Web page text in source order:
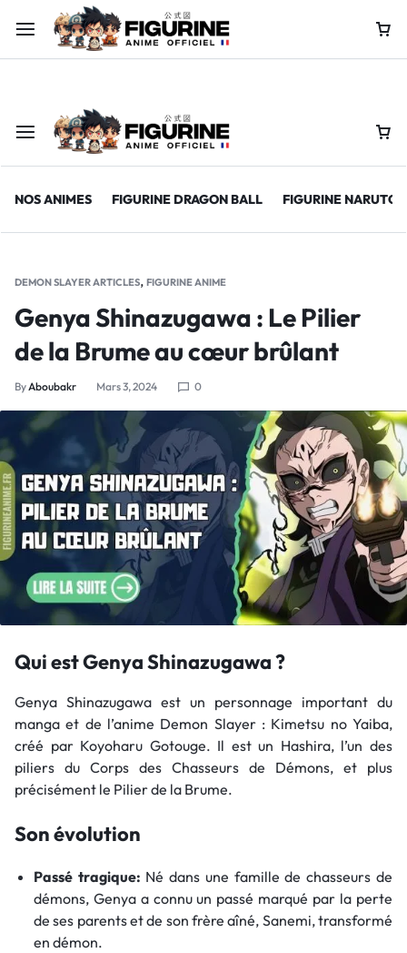
Offre limitée : jusqu’à -60% sur nos figurines collector !
NOS ANIMES FIGURINE DRAGON BALL FIGURINE NARUTO
DEMON SLAYER ARTICLES, FIGURINE ANIME
Genya Shinazugawa : Le Pilier
de la Brume au cœur brûlant
ByAboubakr Mars 3, 2024 0
Qui est Genya Shinazugawa ?
Genya Shinazugawa est un personnage important du
manga et de l’anime Demon Slayer : Kimetsu no Yaiba,
créé par Koyoharu Gotouge. Il est un Hashira, l’un des
piliers du Corps des Chasseurs de Démons, et plus
précisément le Pilier de la Brume.
Son évolution
Passé tragique: Né dans une famille de chasseurs de
démons, Genya a connu un passé marqué par la perte
de ses parents et de son frère aîné, Sanemi, transformé
en démon.